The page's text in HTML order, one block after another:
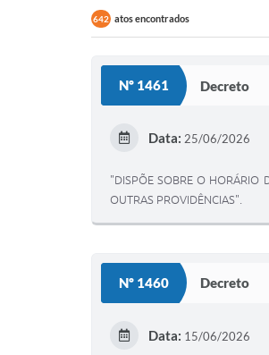
642 atos encontrados
Nº 1461 Decreto
Data: 25/06/2026
"DISPÕE SOBRE O HORÁRIO
OUTRAS PROVIDÊNCIAS".
Nº 1460 Decreto
Data: 15/06/2026